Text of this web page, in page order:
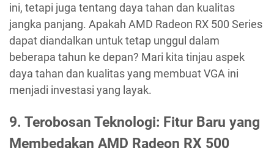
ini, tetapi juga tentang daya tahan dan kualitas
jangka panjang. Apakah AMD Radeon RX 500 Series
dapat diandalkan untuk tetap unggul dalam
beberapa tahun ke depan? Mari kita tinjau aspek
daya tahan dan kualitas yang membuat VGA ini
menjadi investasi yang layak.
9. Terobosan Teknologi: Fitur Baru yang
Membedakan AMD Radeon RX 500